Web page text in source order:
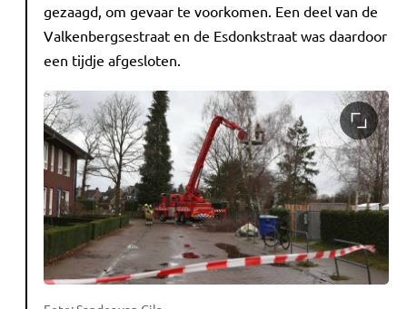
gezaagd, om gevaar te voorkomen. Een deel van de
Valkenbergsestraat en de Esdonkstraat was daardoor
een tijdje afgesloten.